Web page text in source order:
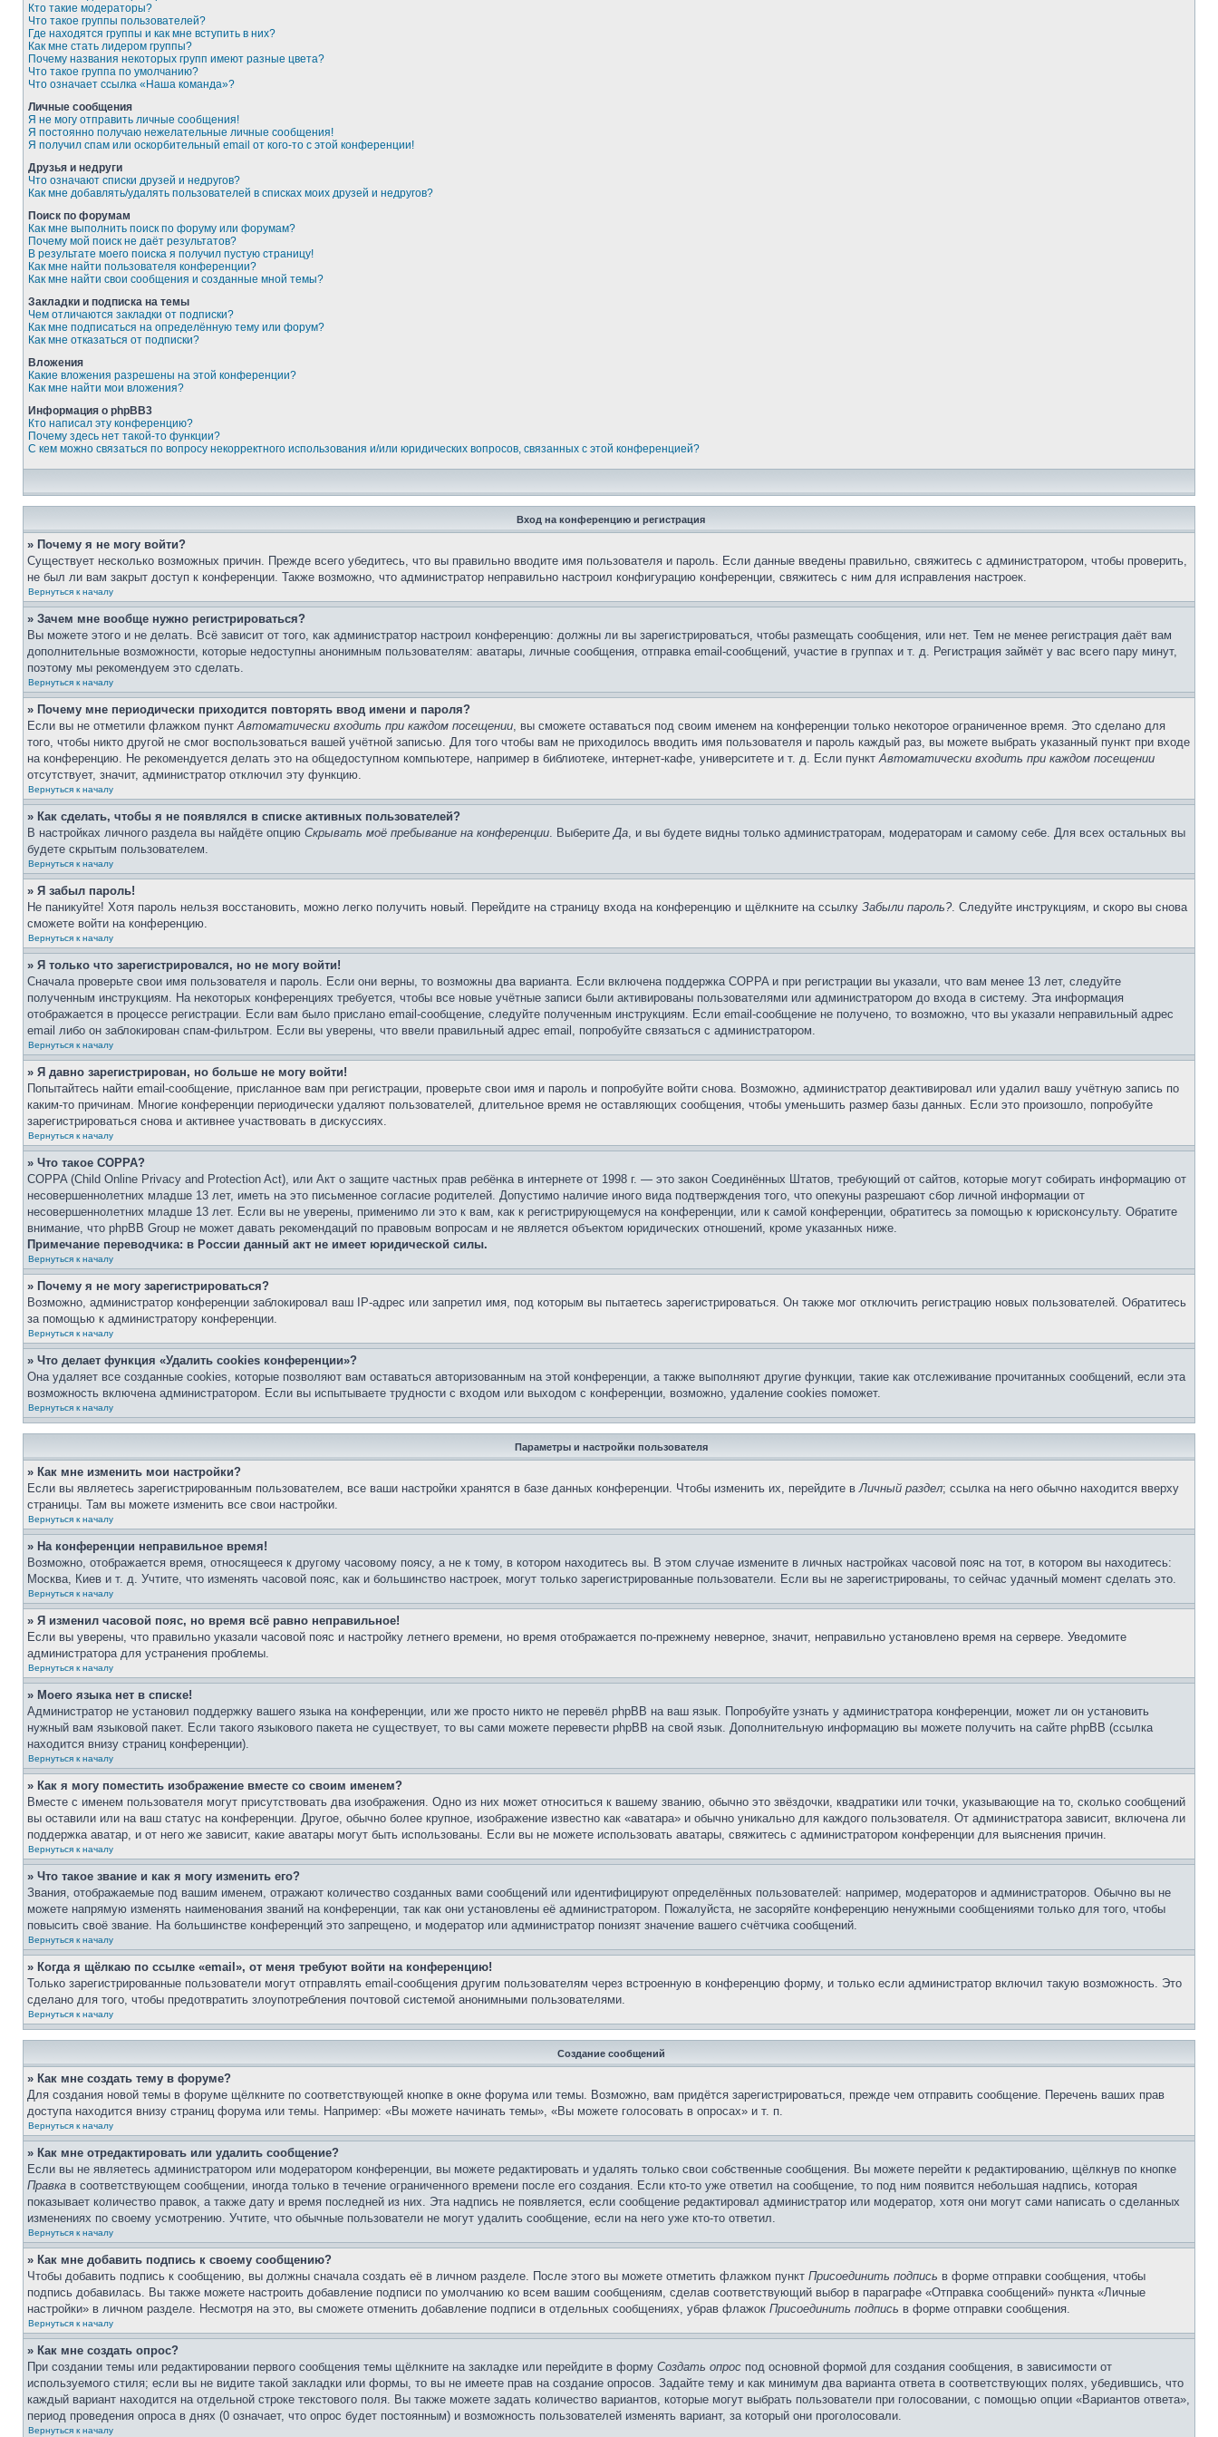
Кто такие модераторы?
Что такое группы пользователей?
Где находятся группы и как мне вступить в них?
Как мне стать лидером группы?
Почему названия некоторых групп имеют разные цвета?
Что такое группа по умолчанию?
Что означает ссылка «Наша команда»?
Личные сообщения
Я не могу отправить личные сообщения!
Я постоянно получаю нежелательные личные сообщения!
Я получил спам или оскорбительный email от кого-то с этой конференции!
Друзья и недруги
Что означают списки друзей и недругов?
Как мне добавлять/удалять пользователей в списках моих друзей и недругов?
Поиск по форумам
Как мне выполнить поиск по форуму или форумам?
Почему мой поиск не даёт результатов?
В результате моего поиска я получил пустую страницу!
Как мне найти пользователя конференции?
Как мне найти свои сообщения и созданные мной темы?
Закладки и подписка на темы
Чем отличаются закладки от подписки?
Как мне подписаться на определённую тему или форум?
Как мне отказаться от подписки?
Вложения
Какие вложения разрешены на этой конференции?
Как мне найти мои вложения?
Информация о phpBB3
Кто написал эту конференцию?
Почему здесь нет такой-то функции?
С кем можно связаться по вопросу некорректного использования и/или юридических вопросов, связанных с этой конференцией?
Вход на конференцию и регистрация
» Почему я не могу войти?
Существует несколько возможных причин. Прежде всего убедитесь, что вы правильно вводите имя пользователя и пароль. Если данные введены правильно, свяжитесь с администратором, чтобы проверить,
не был ли вам закрыт доступ к конференции. Также возможно, что администратор неправильно настроил конфигурацию конференции, свяжитесь с ним для исправления настроек.
Вернуться к началу
» Зачем мне вообще нужно регистрироваться?
Вы можете этого и не делать. Всё зависит от того, как администратор настроил конференцию: должны ли вы зарегистрироваться, чтобы размещать сообщения, или нет. Тем не менее регистрация даёт вам
дополнительные возможности, которые недоступны анонимным пользователям: аватары, личные сообщения, отправка email-сообщений, участие в группах и т. д. Регистрация займёт у вас всего пару минут,
поэтому мы рекомендуем это сделать.
Вернуться к началу
» Почему мне периодически приходится повторять ввод имени и пароля?
Если вы не отметили флажком пунктАвтоматически входить при каждом посещении, вы сможете оставаться под своим именем на конференции только некоторое ограниченное время. Это сделано для
того, чтобы никто другой не смог воспользоваться вашей учётной записью. Для того чтобы вам не приходилось вводить имя пользователя и пароль каждый раз, вы можете выбрать указанный пункт при входе
на конференцию. Не рекомендуется делать это на общедоступном компьютере, например в библиотеке, интернет-кафе, университете и т. д. Если пунктАвтоматически входить при каждом посещении
отсутствует, значит, администратор отключил эту функцию.
Вернуться к началу
» Как сделать, чтобы я не появлялся в списке активных пользователей?
В настройках личного раздела вы найдёте опцию Скрывать моё пребывание на конференции. ВыберитеДа, и вы будете видны только администраторам, модераторам и самому себе. Для всех остальных вы
будете скрытым пользователем.
Вернуться к началу
» Я забыл пароль!
Не паникуйте! Хотя пароль нельзя восстановить, можно легко получить новый. Перейдите на страницу входа на конференцию и щёлкните на ссылку Забыли пароль?. Следуйте инструкциям, и скоро вы снова
сможете войти на конференцию.
Вернуться к началу
» Я только что зарегистрировался, но не могу войти!
Сначала проверьте свои имя пользователя и пароль. Если они верны, то возможны два варианта. Если включена поддержка COPPA и при регистрации вы указали, что вам менее 13 лет, следуйте
полученным инструкциям. На некоторых конференциях требуется, чтобы все новые учётные записи были активированы пользователями или администратором до входа в систему. Эта информация
отображается в процессе регистрации. Если вам было прислано email-сообщение, следуйте полученным инструкциям. Если email-сообщение не получено, то возможно, что вы указали неправильный адрес
email либо он заблокирован спам-фильтром. Если вы уверены, что ввели правильный адрес email, попробуйте связаться с администратором.
Вернуться к началу
» Я давно зарегистрирован, но больше не могу войти!
Попытайтесь найти email-сообщение, присланное вам при регистрации, проверьте свои имя и пароль и попробуйте войти снова. Возможно, администратор деактивировал или удалил вашу учётную запись по
каким-то причинам. Многие конференции периодически удаляют пользователей, длительное время не оставляющих сообщения, чтобы уменьшить размер базы данных. Если это произошло, попробуйте
зарегистрироваться снова и активнее участвовать в дискуссиях.
Вернуться к началу
» Что такое COPPA?
COPPA (Child Online Privacy and Protection Act), или Акт о защите частных прав ребёнка в интернете от 1998 г. — это закон Соединённых Штатов, требующий от сайтов, которые могут собирать информацию от
несовершеннолетних младше 13 лет, иметь на это письменное согласие родителей. Допустимо наличие иного вида подтверждения того, что опекуны разрешают сбор личной информации от
несовершеннолетних младше 13 лет. Если вы не уверены, применимо ли это к вам, как к регистрирующемуся на конференции, или к самой конференции, обратитесь за помощью к юрисконсульту. Обратите
внимание, что phpBB Group не может давать рекомендаций по правовым вопросам и не является объектом юридических отношений, кроме указанных ниже.
Примечание переводчика: в России данный акт не имеет юридической силы.
Вернуться к началу
» Почему я не могу зарегистрироваться?
Возможно, администратор конференции заблокировал ваш IP-адрес или запретил имя, под которым вы пытаетесь зарегистрироваться. Он также мог отключить регистрацию новых пользователей. Обратитесь
за помощью к администратору конференции.
Вернуться к началу
» Что делает функция «Удалить cookies конференции»?
Она удаляет все созданные cookies, которые позволяют вам оставаться авторизованным на этой конференции, а также выполняют другие функции, такие как отслеживание прочитанных сообщений, если эта
возможность включена администратором. Если вы испытываете трудности с входом или выходом с конференции, возможно, удаление cookies поможет.
Вернуться к началу
Параметры и настройки пользователя
» Как мне изменить мои настройки?
Если вы являетесь зарегистрированным пользователем, все ваши настройки хранятся в базе данных конференции. Чтобы изменить их, перейдите вЛичный раздел; ссылка на него обычно находится вверху
страницы. Там вы можете изменить все свои настройки.
Вернуться к началу
» На конференции неправильное время!
Возможно, отображается время, относящееся к другому часовому поясу, а не к тому, в котором находитесь вы. В этом случае измените в личных настройках часовой пояс на тот, в котором вы находитесь:
Москва, Киев и т. д. Учтите, что изменять часовой пояс, как и большинство настроек, могут только зарегистрированные пользователи. Если вы не зарегистрированы, то сейчас удачный момент сделать это.
Вернуться к началу
» Я изменил часовой пояс, но время всё равно неправильное!
Если вы уверены, что правильно указали часовой пояс и настройку летнего времени, но время отображается по-прежнему неверное, значит, неправильно установлено время на сервере. Уведомите
администратора для устранения проблемы.
Вернуться к началу
» Моего языка нет в списке!
Администратор не установил поддержку вашего языка на конференции, или же просто никто не перевёл phpBB на ваш язык. Попробуйте узнать у администратора конференции, может ли он установить
нужный вам языковой пакет. Если такого языкового пакета не существует, то вы сами можете перевести phpBB на свой язык. Дополнительную информацию вы можете получить на сайте phpBB (ссылка
находится внизу страниц конференции).
Вернуться к началу
» Как я могу поместить изображение вместе со своим именем?
Вместе с именем пользователя могут присутствовать два изображения. Одно из них может относиться к вашему званию, обычно это звёздочки, квадратики или точки, указывающие на то, сколько сообщений
вы оставили или на ваш статус на конференции. Другое, обычно более крупное, изображение известно как «аватара» и обычно уникально для каждого пользователя. От администратора зависит, включена ли
поддержка аватар, и от него же зависит, какие аватары могут быть использованы. Если вы не можете использовать аватары, свяжитесь с администратором конференции для выяснения причин.
Вернуться к началу
» Что такое звание и как я могу изменить его?
Звания, отображаемые под вашим именем, отражают количество созданных вами сообщений или идентифицируют определённых пользователей: например, модераторов и администраторов. Обычно вы не
можете напрямую изменять наименования званий на конференции, так как они установлены её администратором. Пожалуйста, не засоряйте конференцию ненужными сообщениями только для того, чтобы
повысить своё звание. На большинстве конференций это запрещено, и модератор или администратор понизят значение вашего счётчика сообщений.
Вернуться к началу
» Когда я щёлкаю по ссылке «email», от меня требуют войти на конференцию!
Только зарегистрированные пользователи могут отправлять email-сообщения другим пользователям через встроенную в конференцию форму, и только если администратор включил такую возможность. Это
сделано для того, чтобы предотвратить злоупотребления почтовой системой анонимными пользователями.
Вернуться к началу
Создание сообщений
» Как мне создать тему в форуме?
Для создания новой темы в форуме щёлкните по соответствующей кнопке в окне форума или темы. Возможно, вам придётся зарегистрироваться, прежде чем отправить сообщение. Перечень ваших прав
доступа находится внизу страниц форума или темы. Например: «Вы можете начинать темы», «Вы можете голосовать в опросах» и т. п.
Вернуться к началу
» Как мне отредактировать или удалить сообщение?
Если вы не являетесь администратором или модератором конференции, вы можете редактировать и удалять только свои собственные сообщения. Вы можете перейти к редактированию, щёлкнув по кнопке
Правка в соответствующем сообщении, иногда только в течение ограниченного времени после его создания. Если кто-то уже ответил на сообщение, то под ним появится небольшая надпись, которая
показывает количество правок, а также дату и время последней из них. Эта надпись не появляется, если сообщение редактировал администратор или модератор, хотя они могут сами написать о сделанных
изменениях по своему усмотрению. Учтите, что обычные пользователи не могут удалить сообщение, если на него уже кто-то ответил.
Вернуться к началу
» Как мне добавить подпись к своему сообщению?
Чтобы добавить подпись к сообщению, вы должны сначала создать её в личном разделе. После этого вы можете отметить флажком пункт Присоединить подпись в форме отправки сообщения, чтобы
подпись добавилась. Вы также можете настроить добавление подписи по умолчанию ко всем вашим сообщениям, сделав соответствующий выбор в параграфе «Отправка сообщений» пункта «Личные
настройки» в личном разделе. Несмотря на это, вы сможете отменить добавление подписи в отдельных сообщениях, убрав флажок Присоединить подпись в форме отправки сообщения.
Вернуться к началу
» Как мне создать опрос?
При создании темы или редактировании первого сообщения темы щёлкните на закладке или перейдите в форму Создать опрос под основной формой для создания сообщения, в зависимости от
используемого стиля; если вы не видите такой закладки или формы, то вы не имеете прав на создание опросов. Задайте тему и как минимум два варианта ответа в соответствующих полях, убедившись, что
каждый вариант находится на отдельной строке текстового поля. Вы также можете задать количество вариантов, которые могут выбрать пользователи при голосовании, с помощью опции «Вариантов ответа»,
период проведения опроса в днях (0 означает, что опрос будет постоянным) и возможность пользователей изменять вариант, за который они проголосовали.
Вернуться к началу